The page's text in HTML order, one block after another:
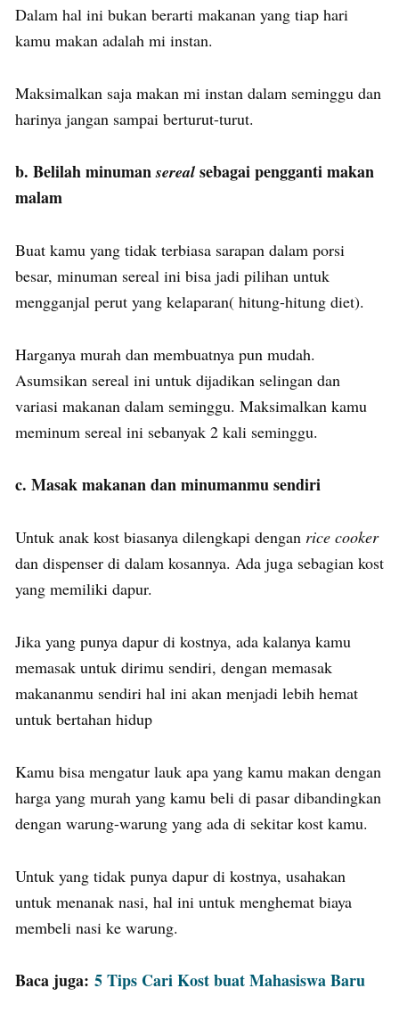
Dalam hal ini bukan berarti makanan yang tiap hari
kamu makan adalah mi instan.
Maksimalkan saja makan mi instan dalam seminggu dan
harinya jangan sampai berturut-turut.
b. Belilah minumansereal sebagai pengganti makan
malam
Buat kamu yang tidak terbiasa sarapan dalam porsi
besar, minuman sereal ini bisa jadi pilihan untuk
mengganjal perut yang kelaparan( hitung-hitung diet).
Harganya murah dan membuatnya pun mudah.
Asumsikan sereal ini untuk dijadikan selingan dan
variasi makanan dalam seminggu. Maksimalkan kamu
meminum sereal ini sebanyak 2 kali seminggu.
c. Masak makanan dan minumanmu sendiri
Untuk anak kost biasanya dilengkapi dengan rice cooker
dan dispenser di dalam kosannya. Ada juga sebagian kost
yang memiliki dapur.
Jika yang punya dapur di kostnya, ada kalanya kamu
memasak untuk dirimu sendiri, dengan memasak
makananmu sendiri hal ini akan menjadi lebih hemat
untuk bertahan hidup
Kamu bisa mengatur lauk apa yang kamu makan dengan
harga yang murah yang kamu beli di pasar dibandingkan
dengan warung-warung yang ada di sekitar kost kamu.
Untuk yang tidak punya dapur di kostnya, usahakan
untuk menanak nasi, hal ini untuk menghemat biaya
membeli nasi ke warung.
Baca juga: 5 Tips Cari Kost buat Mahasiswa Baru